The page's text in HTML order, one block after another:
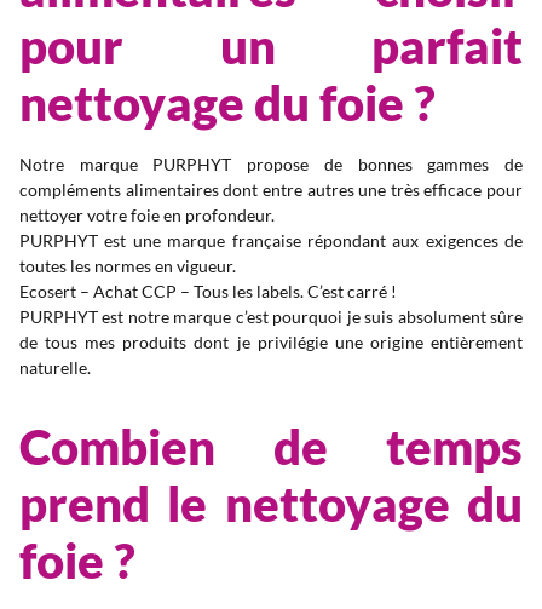
pour un parfait
nettoyage du foie ?
Notre marque PURPHYT propose de bonnes gammes de
compléments alimentaires dont entre autres une très efficace pour
nettoyer votre foie en profondeur.
PURPHYT est une marque française répondant aux exigences de
toutes les normes en vigueur.
Ecosert – Achat CCP – Tous les labels. C’est carré !
PURPHYT est notre marque c’est pourquoi je suis absolument sûre
de tous mes produits dont je privilégie une origine entièrement
naturelle.
Combien de temps
prend le nettoyage du
foie ?